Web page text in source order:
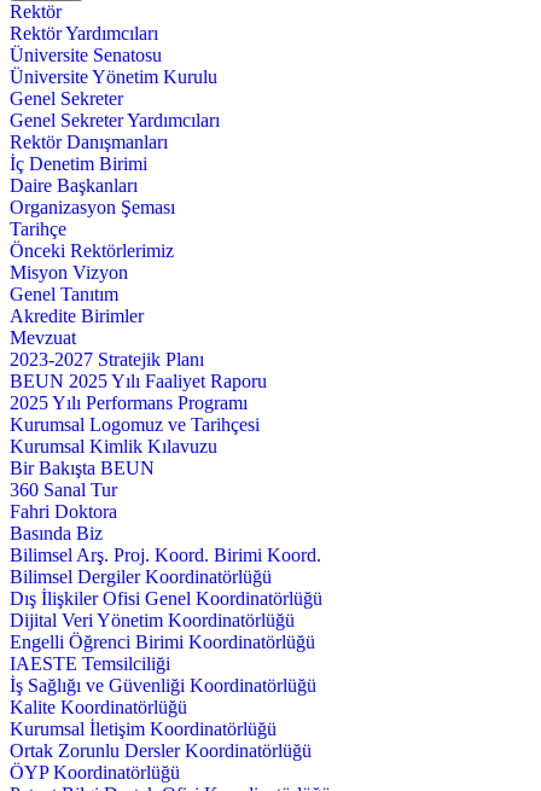
Rektör
Rektör Yardımcıları
Üniversite Senatosu
Üniversite Yönetim Kurulu
Genel Sekreter
Genel Sekreter Yardımcıları
Rektör Danışmanları
İç Denetim Birimi
Daire Başkanları
Organizasyon Şeması
Tarihçe
Önceki Rektörlerimiz
Misyon Vizyon
Genel Tanıtım
Akredite Birimler
Mevzuat
2023-2027 Stratejik Planı
BEUN 2025 Yılı Faaliyet Raporu
2025 Yılı Performans Programı
Kurumsal Logomuz ve Tarihçesi
Kurumsal Kimlik Kılavuzu
Bir Bakışta BEUN
360 Sanal Tur
Fahri Doktora
Basında Biz
Bilimsel Arş. Proj. Koord. Birimi Koord.
Bilimsel Dergiler Koordinatörlüğü
Dış İlişkiler Ofisi Genel Koordinatörlüğü
Dijital Veri Yönetim Koordinatörlüğü
Engelli Öğrenci Birimi Koordinatörlüğü
IAESTE Temsilciliği
İş Sağlığı ve Güvenliği Koordinatörlüğü
Kalite Koordinatörlüğü
Kurumsal İletişim Koordinatörlüğü
Ortak Zorunlu Dersler Koordinatörlüğü
ÖYP Koordinatörlüğü